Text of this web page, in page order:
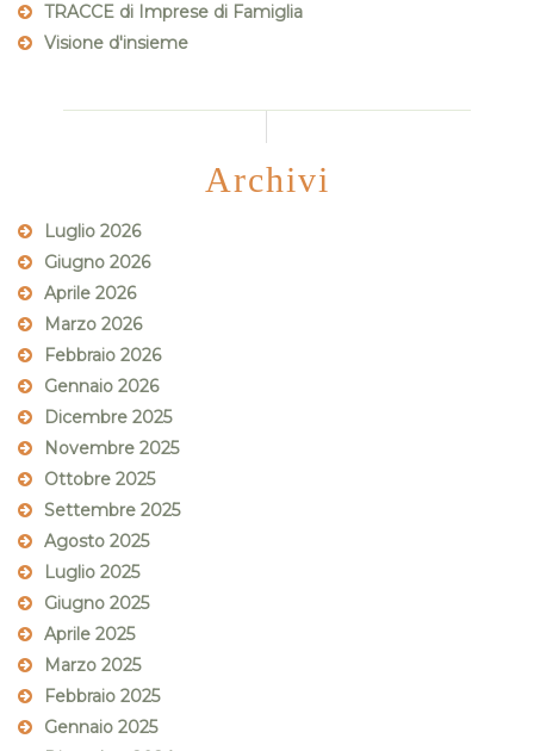
TRACCE di Imprese di Famiglia
Visione d'insieme
Archivi
Luglio 2026
Giugno 2026
Aprile 2026
Marzo 2026
Febbraio 2026
Gennaio 2026
Dicembre 2025
Novembre 2025
Ottobre 2025
Settembre 2025
Agosto 2025
Luglio 2025
Giugno 2025
Aprile 2025
Marzo 2025
Febbraio 2025
Gennaio 2025